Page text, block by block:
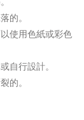
的。
使用色紙或彩色
自行設計。
的。